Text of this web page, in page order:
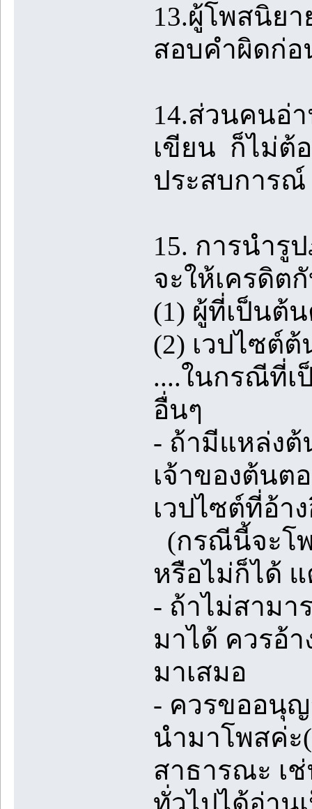
13.ผู้โพสนิย
สอบคำผิดก่
14.ส่วนคนอ่
เขียน ก็ไม่ต้
ประสบการ
15. การนำรู
จะให้เครดิต
(1) ผู้ที่เป็นต้
(2) เวปไซต์
....ในกรณีที่เ
อื่นๆ
- ถ้ามีแหล่ง
เจ้าของต้น
เวปไซต์ที่อ้า
(กรณีนี้จะโ
หรือไม่ก็ได้
- ถ้าไม่สามา
มาได้ ควรอ้
มาเสมอ
- ควรขออนุญ
นำมาโพสค่ะ
สาธารณะ เ
ทั่วไปได้อ่าน